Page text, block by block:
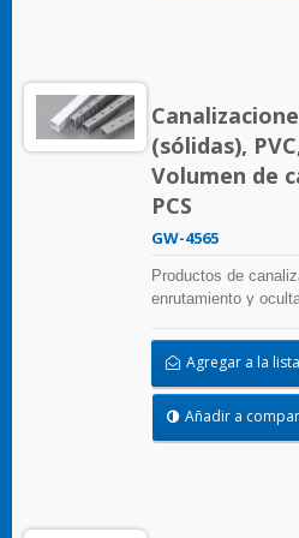
(sólidas),
Volumen de
PCS
GW-4565
Productos de
enrutamiento y
numerosas
y colores para
Seleccione entre
y herramientas
Agregar a la lista
Añadir a